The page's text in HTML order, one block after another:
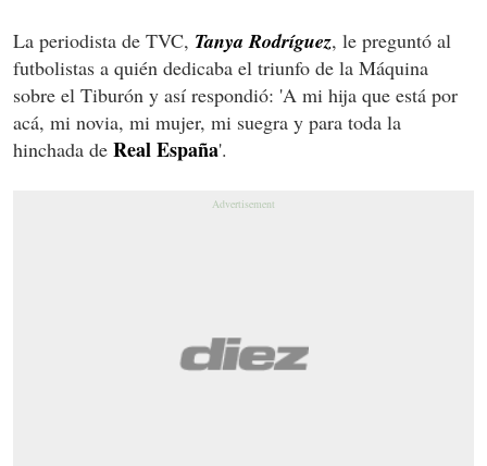
La periodista de TVC, Tanya Rodríguez, le preguntó al
futbolistas a quién dedicaba el triunfo de la Máquina
sobre el Tiburón y así respondió: 'A mi hija que está por
acá, mi novia, mi mujer, mi suegra y para toda la
hinchada de Real España'.